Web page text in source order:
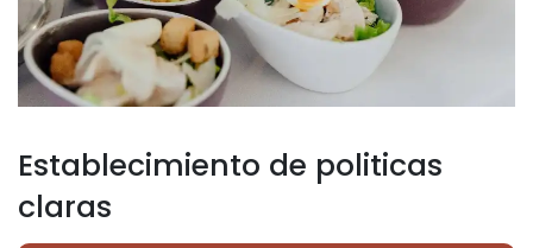
Establecimiento de politicas
claras